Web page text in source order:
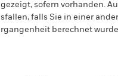
sofern vorhanden.
falls Sie in einer
berechnet